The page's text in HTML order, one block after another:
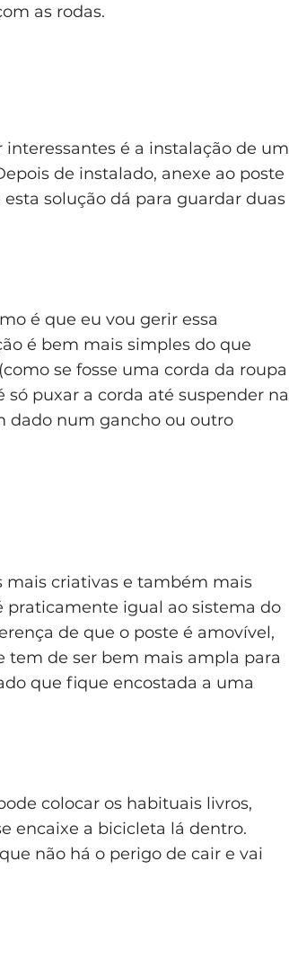
as rodas.
é a instalação de um
de instalado, anexe ao poste
solução dá para guardar duas
é que eu vou gerir essa
é bem mais simples do que
se fosse uma corda da roupa
puxar a corda até suspender na
dado num gancho ou outro
mais criativas e também mais
igual ao sistema do
de que o poste é amovível,
tem de ser bem mais ampla para
que fique encostada a uma
colocar os habituais livros,
encaixe a bicicleta lá dentro.
não há o perigo de cair e vai